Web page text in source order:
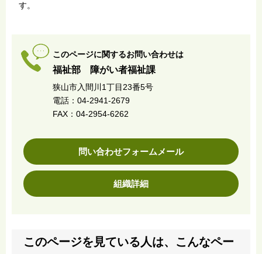
す。
このページに関するお問い合わせは
福祉部 障がい者福祉課
狭山市入間川1丁目23番5号
電話：04-2941-2679
FAX：04-2954-6262
問い合わせフォームメール
組織詳細
このページを見ている人は、こんなペー